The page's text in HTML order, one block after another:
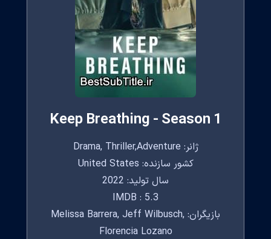
Keep Breathing - Season 1
ژانر: Drama, Thriller,Adventure
کشور سازنده: United States
سال تولید: 2022
IMDB : 5.3
بازیگران: Melissa Barrera, Jeff Wilbusch,
Florencia Lozano